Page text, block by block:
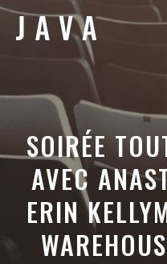
Aller
SOIRÉE
AVEC
ERIN